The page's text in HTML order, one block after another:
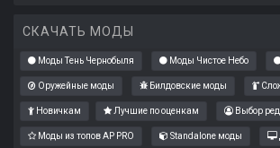
СКАЧАТЬ МОДЫ
Моды Тень Чернобыля Моды Чистое Небо
Оружейные моды Билдовские моды
Новичкам Лучшие по оценкам Выбор
Моды из топов AP PRO Standalone моды